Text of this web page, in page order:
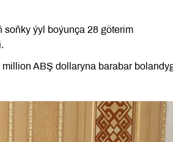
ýyl boýunça 28 göterim
ABŞ dollaryna barabar